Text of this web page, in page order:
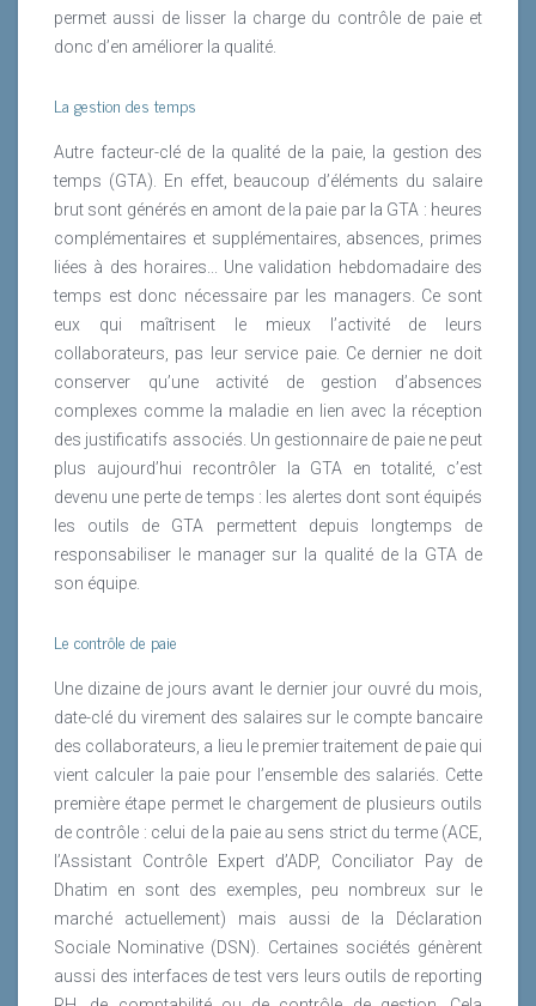
permet aussi de lisser la charge du contrôle de paie et
donc d’en améliorer la qualité.
La gestion des temps
Autre facteur-clé de la qualité de la paie, la gestion des
temps (GTA). En effet, beaucoup d’éléments du salaire
brut sont générés en amont de la paie par la GTA : heures
complémentaires et supplémentaires, absences, primes
liées à des horaires... Une validation hebdomadaire des
temps est donc nécessaire par les managers. Ce sont
eux qui maîtrisent le mieux l’activité de leurs
collaborateurs, pas leur service paie. Ce dernier ne doit
conserver qu’une activité de gestion d’absences
complexes comme la maladie en lien avec la réception
des justificatifs associés. Un gestionnaire de paie ne peut
plus aujourd’hui recontrôler la GTA en totalité, c’est
devenu une perte de temps : les alertes dont sont équipés
les outils de GTA permettent depuis longtemps de
responsabiliser le manager sur la qualité de la GTA de
son équipe.
Le contrôle de paie
Une dizaine de jours avant le dernier jour ouvré du mois,
date-clé du virement des salaires sur le compte bancaire
des collaborateurs, a lieu le premier traitement de paie qui
vient calculer la paie pour l’ensemble des salariés. Cette
première étape permet le chargement de plusieurs outils
de contrôle : celui de la paie au sens strict du terme (ACE,
l’Assistant Contrôle Expert d’ADP, Conciliator Pay de
Dhatim en sont des exemples, peu nombreux sur le
marché actuellement) mais aussi de la Déclaration
Sociale Nominative (DSN). Certaines sociétés génèrent
aussi des interfaces de test vers leurs outils de reporting